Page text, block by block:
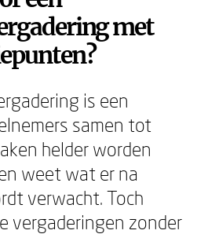
met
is een
samen tot
helder worden
weet wat er na
verwacht. Toch
vergaderingen zonder